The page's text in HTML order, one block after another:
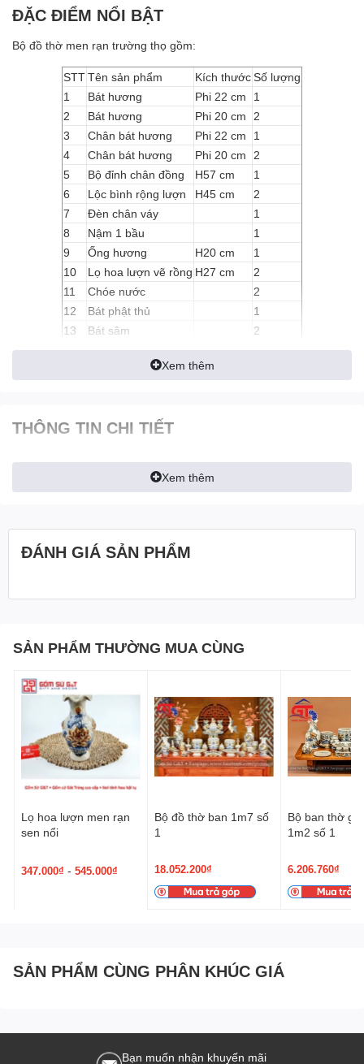
ĐẶC ĐIỂM NỔI BẬT
Bộ đồ thờ men rạn trường thọ gồm:
STTTên sản phẩm Kích thướcSố lượng
1
Bát hương Phi 22 cm
1
2
Bát hương Phi 20 cm
2
3
Chân bát hương Phi 22 cm
1
4
Chân bát hương Phi 20 cm
2
5
Bộ đỉnh chân đồng H57 cm
1
6
Lộc bình rộng lượn H45 cm
2
7
Đèn chân váy
1
8
Nậm 1 bầu
1
9
Ống hương H20 cm
1
10
Lọ hoa lượn vẽ rồng H27 cm
2
11
Chóe nước
2
12
Bát phật thủ
1
13
Bát sâm
2
14
Kỷ ngai 5 chén
1
Xem thêm
THÔNG TIN CHI TIẾT
Xem thêm
ĐÁNH GIÁ SẢN PHẨM
SẢN PHẨM THƯỜNG MUA CÙNG
Lọ hoa lượn men rạn
sen nổi
347.000₫ - 545.000₫
Bộ đồ thờ ban 1m7 số
1
18.052.200₫
Bộ ban thờ
1m2 số 1
6.206.760₫
SẢN PHẨM CÙNG PHÂN KHÚC GIÁ
Bạn muốn nhận khuyến mãi